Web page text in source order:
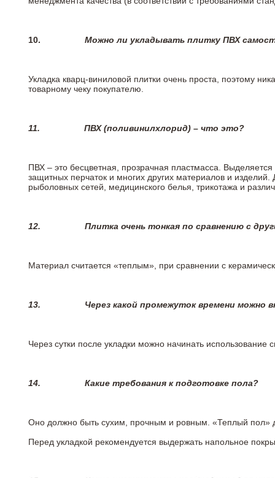
10. Можно ли укладывать плитку ПВХ
Укладка кварц-виниловой плитки очень проста, поэтому
товарному чеку покупателю.
11. ПВХ (поливинилхлорид) – что это?
ПВХ – это бесцветная, прозрачная пластмасса.
защитных перчаток и многих других материалов и
рыболовных сетей, медицинского белья, трикотажа и
12. Плитка очень тонкая по сравнению с
Материал считается «теплым», при сравнении с
13. Через какой промежуток времени можно
Через сутки после укладки можно начинать
14. Какие требования к подготовке пола?
Оно должно быть сухим, прочным и ровным. «Теплый пол»
Перед укладкой рекомендуется выдержать напольное